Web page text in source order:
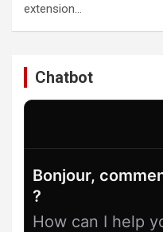
extension…
Chatbot
Bonjour,
?
How can I help